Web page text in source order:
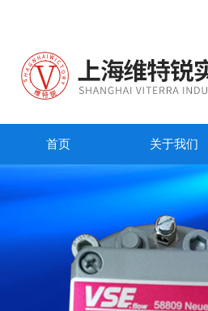
首页 关于我们